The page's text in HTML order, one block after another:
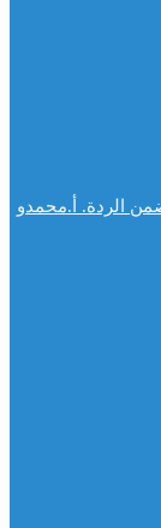
الردة. أ.محمدو